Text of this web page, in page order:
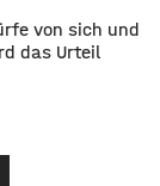
von sich und
das Urteil